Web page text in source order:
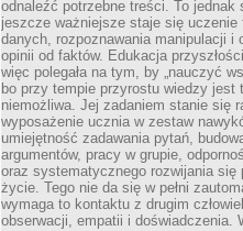
odnaleźć potrzebne treści. To jednak
jeszcze ważniejsze staje się uczenie
danych, rozpoznawania manipulacji i
opinii od faktów. Edukacja
więc polegała na tym, by „nauczyć
bo przy tempie przyrostu wiedzy jest
niemożliwa. Jej zadaniem stanie się
wyposażenie ucznia w zestaw
umiejętność zadawania pytań,
argumentów, pracy w grupie,
oraz systematycznego rozwijania się
życie. Tego nie da się w pełni
wymaga to kontaktu z drugim
obserwacji, empatii i doświadczenia.